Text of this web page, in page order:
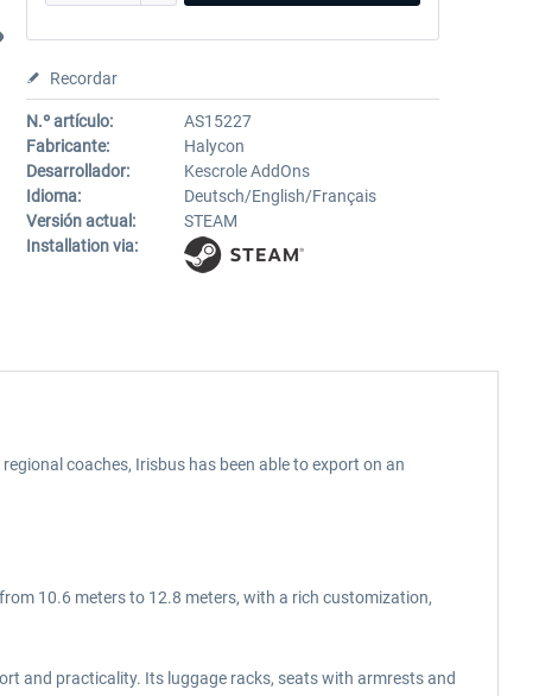
Recordar
N.º artículo:
AS15227
Fabricante:
Halycon
Desarrollador:
Kescrole AddOns
Idioma:
Deutsch/English/Français
Versión actual:
STEAM
Installation via:
coaches, Irisbus has been able to export on an
10.6 meters to 12.8 meters, with a rich customization,
and practicality. Its luggage racks, seats with armrests and